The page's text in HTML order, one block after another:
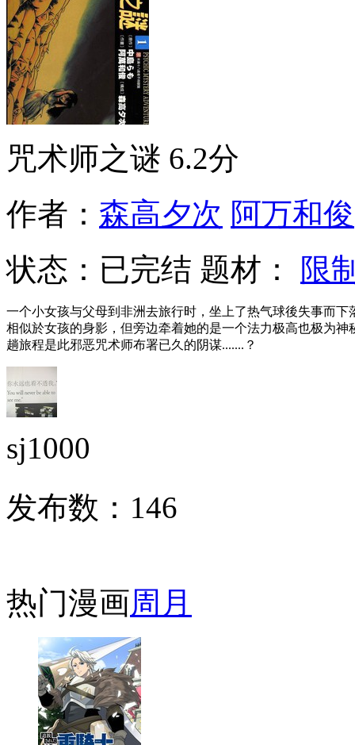
咒术师之谜 6.2分
作者： 森高夕次 阿万和俊
状态： 已完结 题材： 限
一个小女孩与父母到非洲去旅行时，坐上了热气球後失事而
相似於女孩的身影，但旁边牵着她的是一个法力极高也极为
趟旅程是此邪恶咒术师布署已久的阴谋.......？
sj1000
发布数： 146
热门漫画周 月